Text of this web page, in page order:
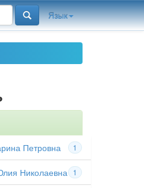
Язык
1
Петровна
1
Николаевна